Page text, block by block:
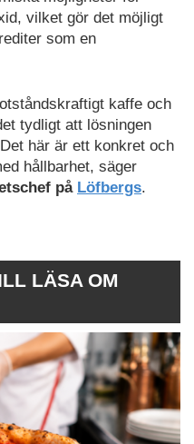
vilket gör det möjligt
som en
kaffe och
tydligt att lösningen
här är ett konkret och
hållbarhet, säger
på Löfbergs.
LÄSA OM